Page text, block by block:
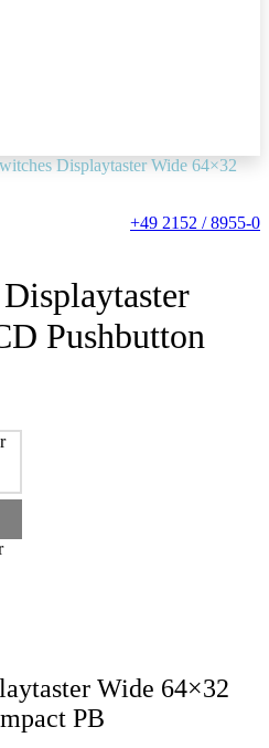
Displaytaster Wide 64×32
+49 2152 / 8955-0
Pushbutton
Wide 64×32
PB